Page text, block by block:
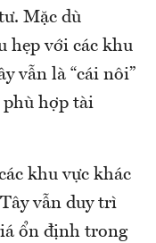
Mặc dù
hẹp với các khu
vẫn là “cái nôi”
phù hợp tài
khu vực khác
vẫn duy trì
ổn định trong